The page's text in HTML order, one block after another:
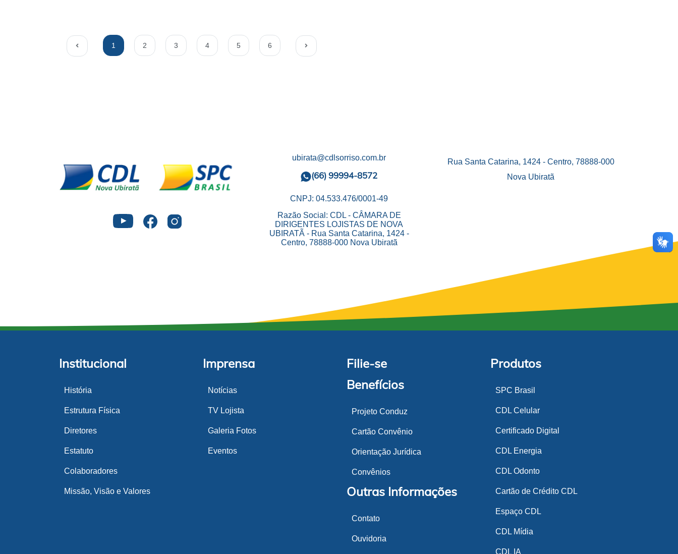
1 2 3 4 5 6
ubirata@cdlsorriso.com.br
(66) 99994-8572
CNPJ: 04.533.476/0001-49
Razão Social: CDL - CÂMARA DE
DIRIGENTES LOJISTAS DE NOVA
UBIRATÃ - Rua Santa Catarina, 1424 -
Centro, 78888-000 Nova Ubiratã
Rua Santa Catarina, 1424 - Centro, 78888-000
Nova Ubiratã
Institucional
História
Estrutura Física
Diretores
Estatuto
Colaboradores
Missão, Visão e Valores
Imprensa
Notícias
TV Lojista
Galeria Fotos
Eventos
Filie-se
Benefícios
Projeto Conduz
Cartão Convênio
Orientação Jurídica
Convênios
Outras Informações
Contato
Ouvidoria
Produtos
SPC Brasil
CDL Celular
Certificado Digital
CDL Energia
CDL Odonto
Cartão de Crédito CDL
Espaço CDL
CDL Mídia
CDL IA